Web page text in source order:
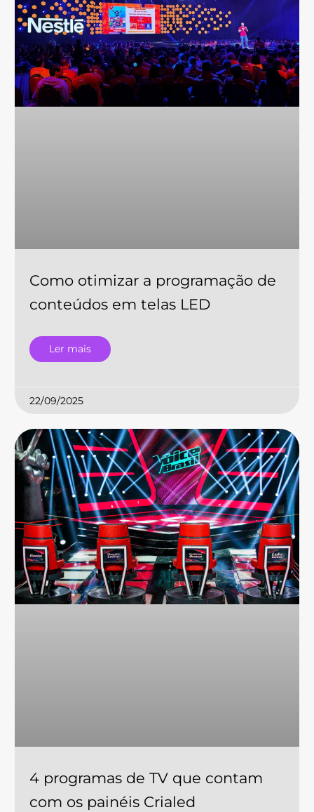
Como otimizar a programação de
conteúdos em telas LED
Ler mais
22/09/2025
4 programas de TV que contam
com os painéis Crialed